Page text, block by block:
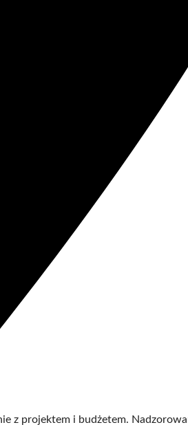
z projektem i budżetem.